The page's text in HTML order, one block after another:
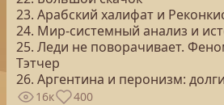
23. Арабский халифат и
24. Мир-системный анализ и
25. Леди не поворачивает.
Тэтчер
26. Аргентина и перонизм:
16к 400